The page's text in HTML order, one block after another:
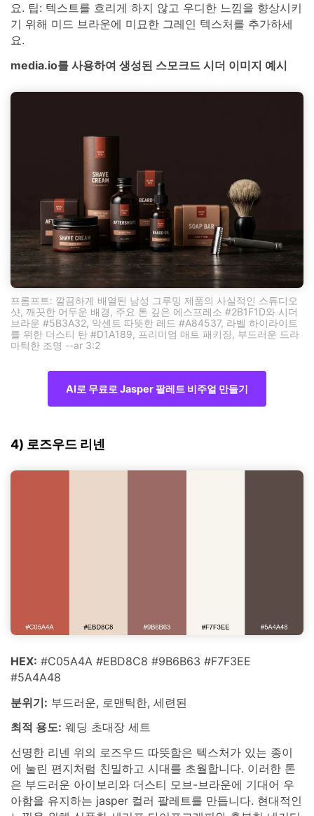
요. 팁: 텍스트를 흐리게 하지 않고 우디한 느낌을 향상시키
기 위해 미드 브라운에 미묘한 그레인 텍스처를 추가하세
요.
media.io를 사용하여 생성된 스모크드 시더 이미지 예시
프롬프트: 깔끔하게 배열된 남성 그루밍 제품의 사실적인 스튜디오
샷, 깨끗한 어두운 배경, 주요 톤 깊은 에스프레소 #2B1F1D와 시더
브라운 #5B3A32, 악센트 따뜻한 레드 #A84537, 라벨 하이라이트
를 위한 더스티 탄 #D1A189, 프리미엄 매트 패키징, 부드러운 드라
마틱한 조명 --ar 3:2
AI로 무료로 Jasper 팔레트 비주얼 만들기
4) 로즈우드 리넨
HEX: #C05A4A #EBD8C8 #9B6B63 #F7F3EE
#5A4A48
분위기: 부드러운, 로맨틱한, 세련된
최적 용도: 웨딩 초대장 세트
선명한 리넨 위의 로즈우드 따뜻함은 텍스처가 있는 종이
에 눌린 편지처럼 친밀하고 시대를 초월합니다. 이러한 톤
은 부드러운 아이보리와 더스티 모브-브라운에 기대어 우
아함을 유지하는 jasper 컬러 팔레트를 만듭니다. 현대적인